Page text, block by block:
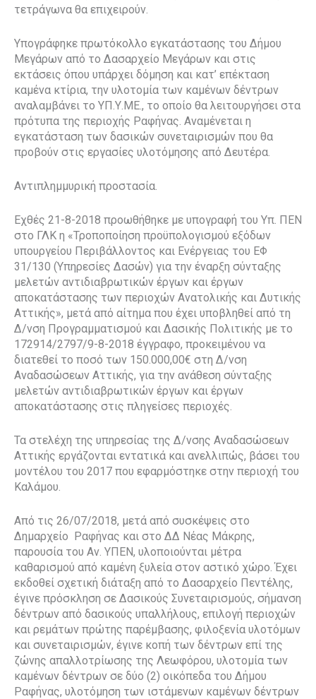
τετράγωνα θα επιχειρούν.
Υπογράφηκε πρωτόκολλο εγκατάστασης του Δήμου
Μεγάρων από το Δασαρχείο Μεγάρων και στις
εκτάσεις όπου υπάρχει δόμηση και κατ’ επέκταση
καμένα κτίρια, την υλοτομία των καμένων δέντρων
αναλαμβάνει το ΥΠ.Υ.ΜΕ., το οποίο θα λειτουργήσει στα
πρότυπα της περιοχής Ραφήνας. Αναμένεται η
εγκατάσταση των δασικών συνεταιρισμών που θα
προβούν στις εργασίες υλοτόμησης από Δευτέρα.
Αντιπλημμυρική προστασία.
Εχθές 21-8-2018 προωθήθηκε με υπογραφή του Υπ. ΠΕΝ
στο ΓΛΚ η «Τροποποίηση προϋπολογισμού εξόδων
υπουργείου Περιβάλλοντος και Ενέργειας του ΕΦ
31/130 (Υπηρεσίες Δασών) για την έναρξη σύνταξης
μελετών αντιδιαβρωτικών έργων και έργων
αποκατάστασης των περιοχών Ανατολικής και Δυτικής
Αττικής», μετά από αίτημα που έχει υποβληθεί από τη
Δ/νση Προγραμματισμού και Δασικής Πολιτικής με το
172914/2797/9-8-2018 έγγραφο, προκειμένου να
διατεθεί το ποσό των 150.000,00€ στη Δ/νση
Αναδασώσεων Αττικής, για την ανάθεση σύνταξης
μελετών αντιδιαβρωτικών έργων και έργων
αποκατάστασης στις πληγείσες περιοχές.
Τα στελέχη της υπηρεσίας της Δ/νσης Αναδασώσεων
Αττικής εργάζονται εντατικά και ανελλιπώς, βάσει του
μοντέλου του 2017 που εφαρμόστηκε στην περιοχή του
Καλάμου.
Από τις 26/07/2018, μετά από συσκέψεις στο
Δημαρχείο Ραφήνας και στο ΔΔ Νέας Μάκρης,
παρουσία του Αν. ΥΠΕΝ, υλοποιούνται μέτρα
καθαρισμού από καμένη ξυλεία στον αστικό χώρο. Έχει
εκδοθεί σχετική διάταξη από το Δασαρχείο Πεντέλης,
έγινε πρόσκληση σε Δασικούς Συνεταιρισμούς, σήμανση
δέντρων από δασικούς υπαλλήλους, επιλογή περιοχών
και ρεμάτων πρώτης παρέμβασης, φιλοξενία υλοτόμων
και συνεταιρισμών, έγινε κοπή των δέντρων επί της
ζώνης απαλλοτρίωσης της Λεωφόρου, υλοτομία των
καμένων δέντρων σε δύο (2) οικόπεδα του Δήμου
Ραφήνας, υλοτόμηση των ιστάμενων καμένων δέντρων